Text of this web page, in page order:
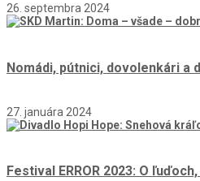
26. septembra 2024
Nomádi, pútnici, dovolenkári a
27. januára 2024
Festival ERROR 2023: O